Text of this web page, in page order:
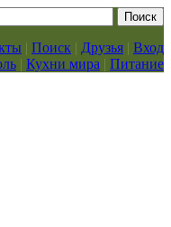
| Поиск | Друзья | Вход
| Кухни мира | Питание